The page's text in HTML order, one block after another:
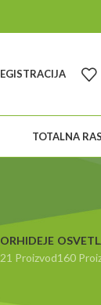
TOTALNA
ORHIDEJE
21 Proizvod160